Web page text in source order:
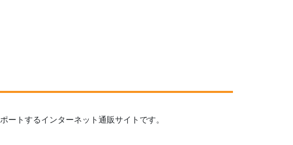
トするインターネット通販サイトです。